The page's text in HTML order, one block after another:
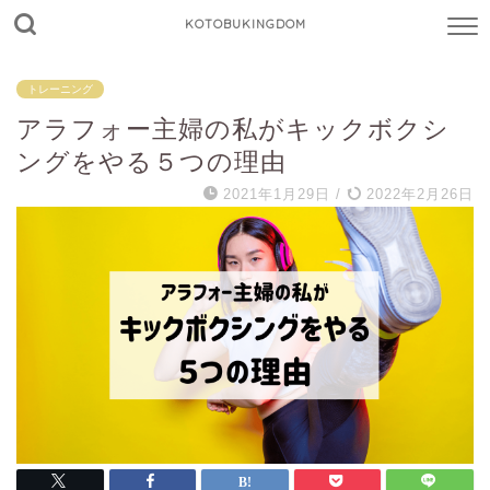
KOTOBUKINGDOM
トレーニング
アラフォー主婦の私がキックボクシ
ングをやる５つの理由
2021年1月29日 / 2022年2月26日